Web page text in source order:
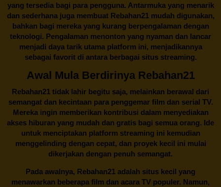
yang tersedia bagi para pengguna. Antarmuka yang menarik
dan sederhana juga membuatRebahan21mudah digunakan,
bahkan bagi mereka yang kurang berpengalaman dengan
teknologi. Pengalaman menonton yang nyaman dan lancar
menjadi daya tarik utama platform ini, menjadikannya
sebagai favorit di antara berbagai situs streaming.
Awal Mula Berdirinya Rebahan21
Rebahan21 tidak lahir begitu saja, melainkan berawal dari
semangat dan kecintaan para penggemar film dan serial TV.
Mereka ingin memberikan kontribusi dalam menyediakan
akses hiburan yang mudah dan gratis bagi semua orang. Ide
untuk menciptakan platform streaming ini kemudian
menggelinding dengan cepat, dan proyek kecil ini mulai
dikerjakan dengan penuh semangat.
Pada awalnya, Rebahan21 adalah situs kecil yang
menawarkan beberapa film dan acara TV populer. Namun,